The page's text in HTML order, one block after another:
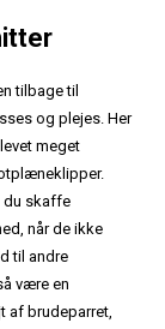
tilbage til
og plejes. Her
meget
du skaffe
når de ikke
til andre
være en
af brudeparret,